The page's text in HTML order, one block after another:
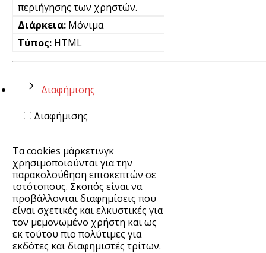
περιήγησης των χρηστών.
Μόνιμα
HTML
Διαφήμισης
Διαφήμισης
Τα cookies μάρκετινγκ
χρησιμοποιούνται για την
παρακολούθηση επισκεπτών σε
ιστότοπους. Σκοπός είναι να
προβάλλονται διαφημίσεις που
είναι σχετικές και ελκυστικές για
τον μεμονωμένο χρήστη και ως
εκ τούτου πιο πολύτιμες για
εκδότες και διαφημιστές τρίτων.